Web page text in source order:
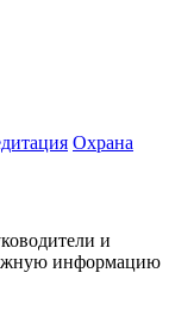
Охрана
и
информацию